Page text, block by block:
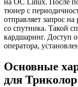
тюнер с
отправляет запрос
со спутника. Такой
кардшаринг. Доступ
оператора,
Основные
для